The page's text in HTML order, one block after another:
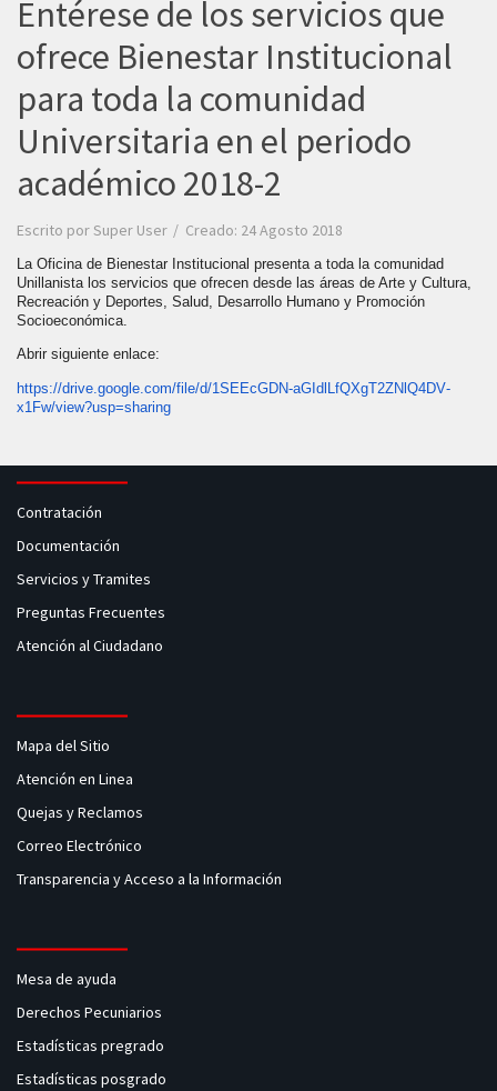
Entérese de los servicios que
ofrece Bienestar Institucional
para toda la comunidad
Universitaria en el periodo
académico 2018-2
Escrito porSuper User Creado: 24 Agosto 2018
La Oficina de Bienestar Institucional presenta a toda la comunidad
Unillanista los servicios que ofrecen desde las áreas de Arte y Cultura,
Recreación y Deportes, Salud, Desarrollo Humano y Promoción
Socioeconómica.
Abrir siguiente enlace:
https://drive.google.com/file/d/1SEEcGDN-aGIdlLfQXgT2ZNlQ4DV-
x1Fw/view?usp=sharing
Contratación
Documentación
Servicios y Tramites
Preguntas Frecuentes
Atención al Ciudadano
Mapa del Sitio
Atención en Linea
Quejas y Reclamos
Correo Electrónico
Transparencia y Acceso a la Información
Mesa de ayuda
Derechos Pecuniarios
Estadísticas pregrado
Estadísticas posgrado